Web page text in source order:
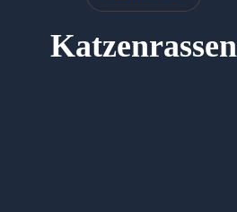
Katzenrassen